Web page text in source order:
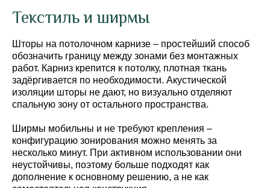
Текстиль и ширмы
Шторы на потолочном карнизе – простейший способ
обозначить границу между зонами без монтажных
работ. Карниз крепится к потолку, плотная ткань
задёргивается по необходимости. Акустической
изоляции шторы не дают, но визуально отделяют
спальную зону от остального пространства.
Ширмы мобильны и не требуют крепления –
конфигурацию зонирования можно менять за
несколько минут. При активном использовании они
неустойчивы, поэтому больше подходят как
дополнение к основному решению, а не как